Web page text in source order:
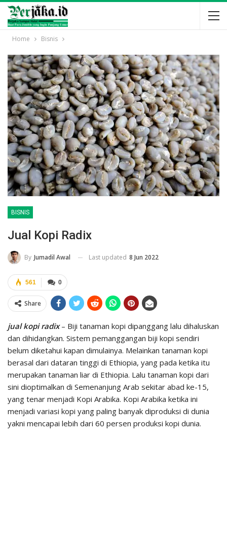
Home Bisnis
BISNIS
Jual Kopi Radix
By Jumadil Awal Last updated 8 Jun 2022
0
561
Share
jual kopi radix– Biji tanaman kopi dipanggang lalu dihaluskan
dan dihidangkan. Sistem pemanggangan biji kopi sendiri
belum diketahui kapan dimulainya. Melainkan tanaman kopi
berasal dari dataran tinggi di Ethiopia, yang pada ketika itu
merupakan tanaman liar di Ethiopia. Lalu tanaman kopi dari
sini dioptimalkan di Semenanjung Arab sekitar abad ke-15,
yang tenar menjadi Kopi Arabika. Kopi Arabika ketika ini
menjadi variasi kopi yang paling banyak diproduksi di dunia
yakni mencapai lebih dari 60 persen produksi kopi dunia.